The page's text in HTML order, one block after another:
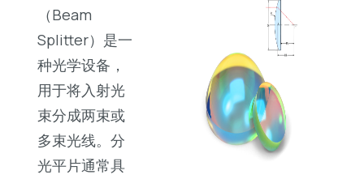
（Beam
Splitter）是一
种光学设备，
用于将入射光
束分成两束或
多束光线。分
光平片通常具